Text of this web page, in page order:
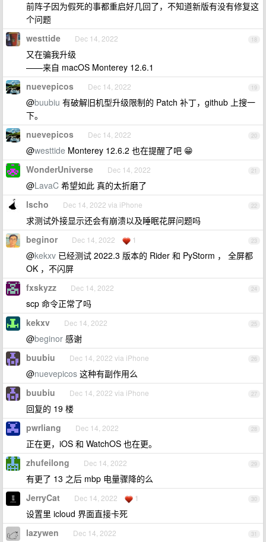
前阵子因为假死的事都重启好几回了，不知道新版有没有修复这
个问题
18
westtide Dec 14, 2022
又在骗我升级
——来自 macOS Monterey 12.6.1
19
nuevepicos Dec 14, 2022
@buubiu 有破解旧机型升级限制的 Patch 补丁，github 上搜一
下。
20
nuevepicos Dec 14, 2022
@westtide Monterey 12.6.2 也在提醒了吧 😁
21
WonderUniverse Dec 14, 2022
@LavaC 希望如此 真的太折磨了
22
lscho Dec 14, 2022 via iPhone
求测试外接显示还会有崩溃以及睡眠花屏问题吗
23
beginor Dec 14, 2022 1
@kekxv 已经测试 2022.3 版本的 Rider 和 PyStorm ， 全屏都
OK ，不闪屏
24
fxskyzz Dec 14, 2022
scp 命令正常了吗
25
kekxv Dec 14, 2022
@beginor 感谢
26
buubiu Dec 14, 2022 via iPhone
@nuevepicos 这种有副作用么
27
buubiu Dec 14, 2022 via iPhone
回复的 19 楼
28
pwrliang Dec 14, 2022
正在更，iOS 和 WatchOS 也在更。
29
zhufeilong Dec 14, 2022
有更了 13 之后 mbp 电量骤降的么
30
JerryCat Dec 14, 2022 1
设置里 icloud 界面直接卡死
31
lazywen Dec 14, 2022